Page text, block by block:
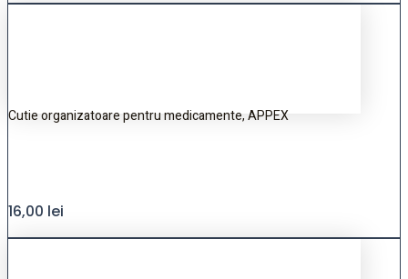
Cutie organizatoare pentru medicamente, APPEX
16,00 lei